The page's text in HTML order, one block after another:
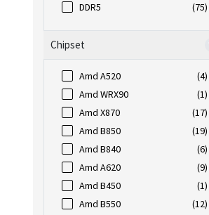
DDR5
(75)
Chipset
Amd A520
(4)
Amd WRX90
(1)
Amd X870
(17)
Amd B850
(19)
Amd B840
(6)
Amd A620
(9)
Amd B450
(1)
Amd B550
(12)